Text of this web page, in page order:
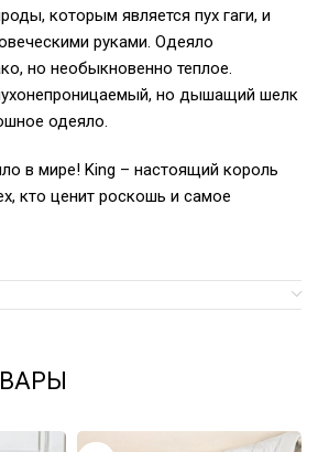
которым является пух гаги, и
руками. Одеяло
но необыкновенно теплое.
но дышащий шелк
одеяло.
в мире! King – настоящий король
кто ценит роскошь и самое